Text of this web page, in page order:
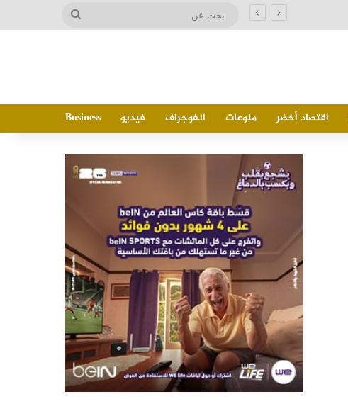
اقتصاد أخضر منوعات انفوجراف فيديو Business